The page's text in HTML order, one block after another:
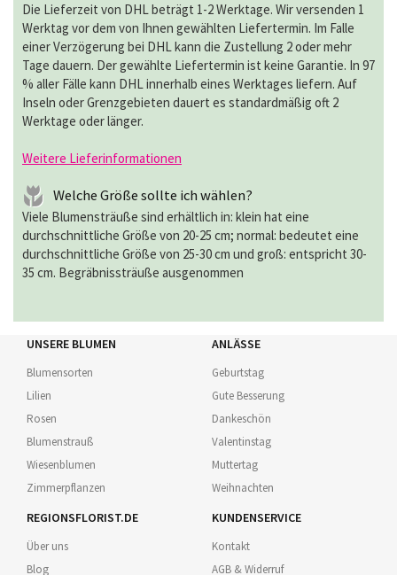
Die Lieferzeit von DHL beträgt 1-2 Werktage. Wir versenden 1
Werktag vor dem von Ihnen gewählten Liefertermin. Im Falle
einer Verzögerung bei DHL kann die Zustellung 2 oder mehr
Tage dauern. Der gewählte Liefertermin ist keine Garantie. In 97
% aller Fälle kann DHL innerhalb eines Werktages liefern. Auf
Inseln oder Grenzgebieten dauert es standardmäßig oft 2
Werktage oder länger.
Weitere Lieferinformationen
Welche Größe sollte ich wählen?
Viele Blumensträuße sind erhältlich in: klein hat eine
durchschnittliche Größe von 20-25 cm; normal: bedeutet eine
durchschnittliche Größe von 25-30 cm und groß: entspricht 30-
35 cm. Begräbnissträuße ausgenommen
UNSERE BLUMEN
Blumensorten
Lilien
Rosen
Blumenstrauß
Wiesenblumen
Zimmerpflanzen
ANLÄSSE
Geburtstag
Gute Besserung
Dankeschön
Valentinstag
Muttertag
Weihnachten
REGIONSFLORIST.DE
Über uns
Blog
KUNDENSERVICE
Kontakt
AGB & Widerruf